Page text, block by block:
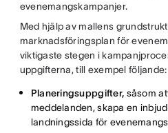
evenemangskampanjer.
Med hjälp av mallens
marknadsföringsplan för
viktigaste stegen i
uppgifterna, till exempel följande:
Planeringsuppgifter, såsom
meddelanden, skapa en
landningssida för